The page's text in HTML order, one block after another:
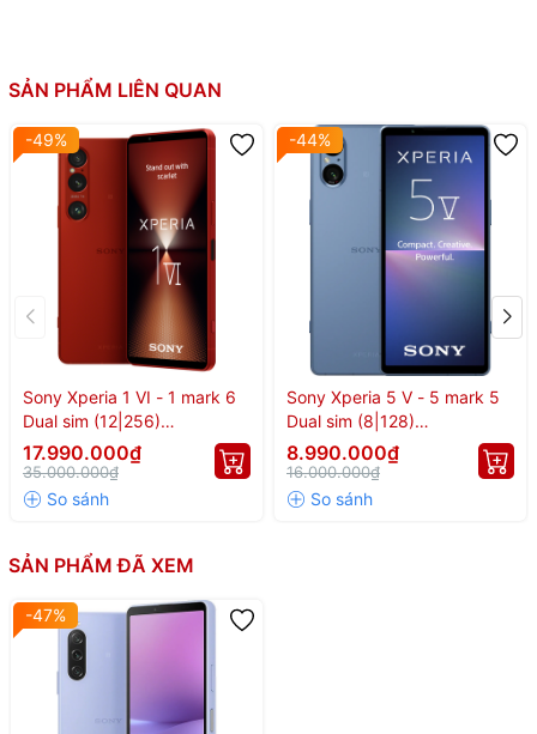
SẢN PHẨM LIÊN QUAN
-49%
Sony Xperia 1 VI - 1 mark 6
Dual sim (12|256)
Snapdragon 8 Gen 3
17.990.000₫
35.000.000₫
-44%
Sony Xperia 5 V - 5 mark 5
Dual sim (8|128)
Snapdragon 8 Gen 2
8.990.000₫
16.000.000₫
SẢN PHẨM ĐÃ XEM
-47%